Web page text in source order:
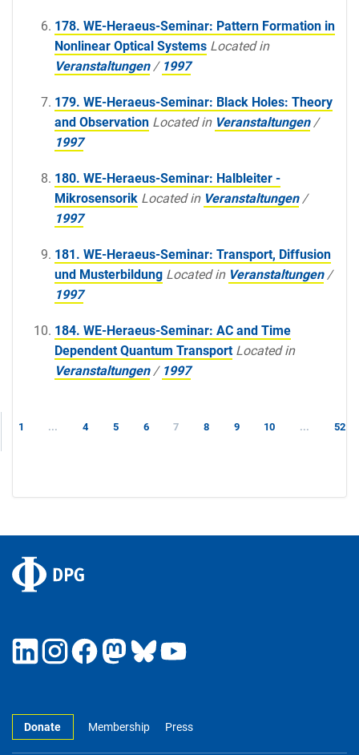
178. WE-Heraeus-Seminar: Pattern Formation in
Nonlinear Optical Systems Located in
Veranstaltungen / 1997
179. WE-Heraeus-Seminar: Black Holes: Theory
and Observation Located in Veranstaltungen /
1997
180. WE-Heraeus-Seminar: Halbleiter -
Mikrosensorik Located in Veranstaltungen /
1997
181. WE-Heraeus-Seminar: Transport, Diffusion
und Musterbildung Located in Veranstaltungen /
1997
184. WE-Heraeus-Seminar: AC and Time
Dependent Quantum Transport Located in
Veranstaltungen / 1997
1 ... 4 5 6 7 8 9 10 ... 52
Donate Membership Press